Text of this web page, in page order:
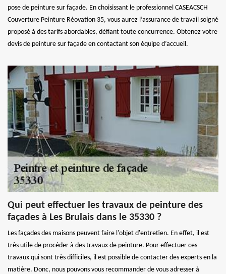
pose de peinture sur façade. En choisissant le professionnel CASEACSCH
Couverture Peinture Réovation 35, vous aurez l’assurance de travail soigné
proposé à des tarifs abordables, défiant toute concurrence. Obtenez votre
devis de peinture sur façade en contactant son équipe d’accueil.
Qui peut effectuer les travaux de peinture des
façades à Les Brulais dans le 35330 ?
Les façades des maisons peuvent faire l'objet d'entretien. En effet, il est
très utile de procéder à des travaux de peinture. Pour effectuer ces
travaux qui sont très difficiles, il est possible de contacter des experts en la
matière. Donc, nous pouvons vous recommander de vous adresser à